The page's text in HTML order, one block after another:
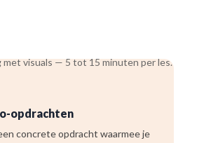
visuals — 5 tot 15 minuten per les.
opdrachten
concrete opdracht waarmee je